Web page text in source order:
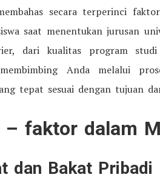
secara terperinci
saat menentukan jurusan
dari kualitas program
Anda melalui
tepat sesuai dengan tujuan
– faktor dalam
dan Bakat Pribadi